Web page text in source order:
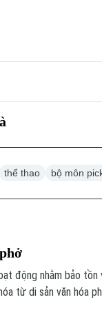
thể thao bộ môn
động nhằm bảo
từ di sản văn hóa